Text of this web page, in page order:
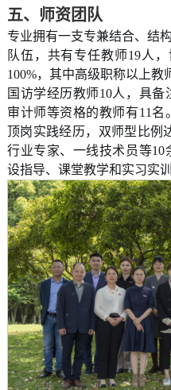
五、 师资团队
专业拥有一支专兼结合、结
队伍，共有专任教师19人
100%，其中高级职称以上
国访学经历教师10人，具
审计师等资格的教师有11
顶岗实践经历，双师型比例
行业专家、一线技术员等
设指导、课堂教学和实习实